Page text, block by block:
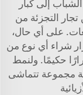
إلى كبار
التجزئة من
على أي حال،
شراء أي نوع من
حكيمًا. ولنمط
مجموعة تتماشى